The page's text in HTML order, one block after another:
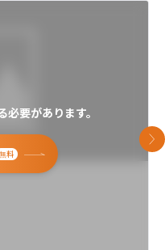
要があります。
無料
次